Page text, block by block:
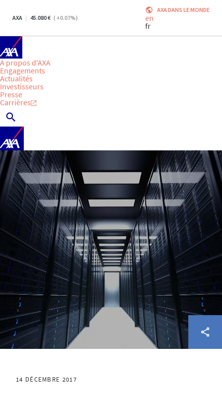
AXA 45.080 ( +0.07%)
AXA DANS LE MONDE
en
fr
A propos d'AXA
Engagements
Actualités
Investisseurs
Presse
Carrières
14 DÉCEMBRE 2017